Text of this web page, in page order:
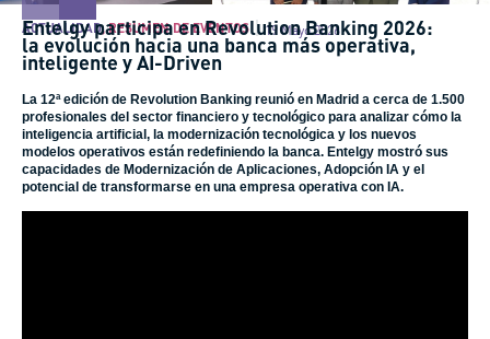
ACTUALIDAD,RESUMEN DE EVENTOS 19 Mayo 2026
Entelgy participa en Revolution Banking 2026:
la evolución hacia una banca más operativa,
inteligente y AI-Driven
La 12ª edición de Revolution Banking reunió en Madrid a cerca de 1.500
profesionales del sector financiero y tecnológico para analizar cómo la
inteligencia artificial, la modernización tecnológica y los nuevos
modelos operativos están redefiniendo la banca. Entelgy mostró sus
capacidades de Modernización de Aplicaciones, Adopción IA y el
potencial de transformarse en una empresa operativa con IA.